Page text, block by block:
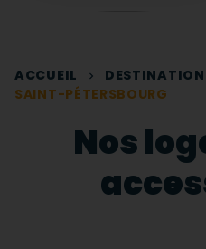
ACCUEIL
SAINT-PÉTERSBOURG
Nos